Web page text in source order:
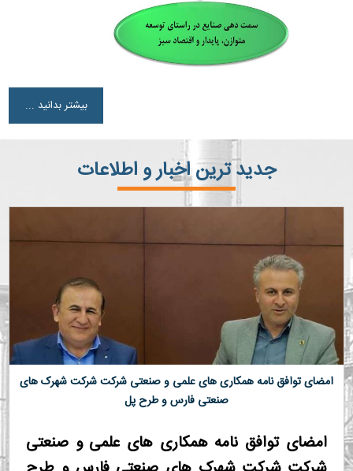
بیشتر بدانید ...
جدید ترین اخبار و اطلاعات
امضای توافق نامه همکاری های علمی و صنعتی شرکت شرکت شهرک های
صنعتی فارس و طرح پل
امضای توافق نامه همکاری های علمی و صنعتی